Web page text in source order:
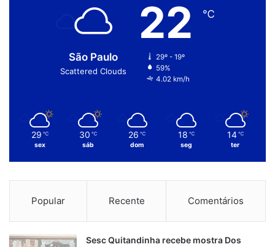
São Paulo
Scattered Clouds
22 ℃
29º - 19º
59%
4.02 km/h
29 ℃
sex
30 ℃
sáb
26 ℃
dom
18 ℃
seg
14 ℃
ter
Popular Recente Comentários
Sesc Quitandinha recebe mostra Dos